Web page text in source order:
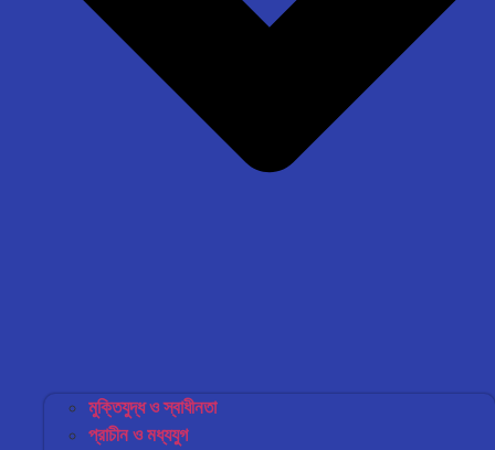
মুক্তিযুদ্ধ ও স্বাধীনতা
প্রাচীন ও মধ্যযুগ